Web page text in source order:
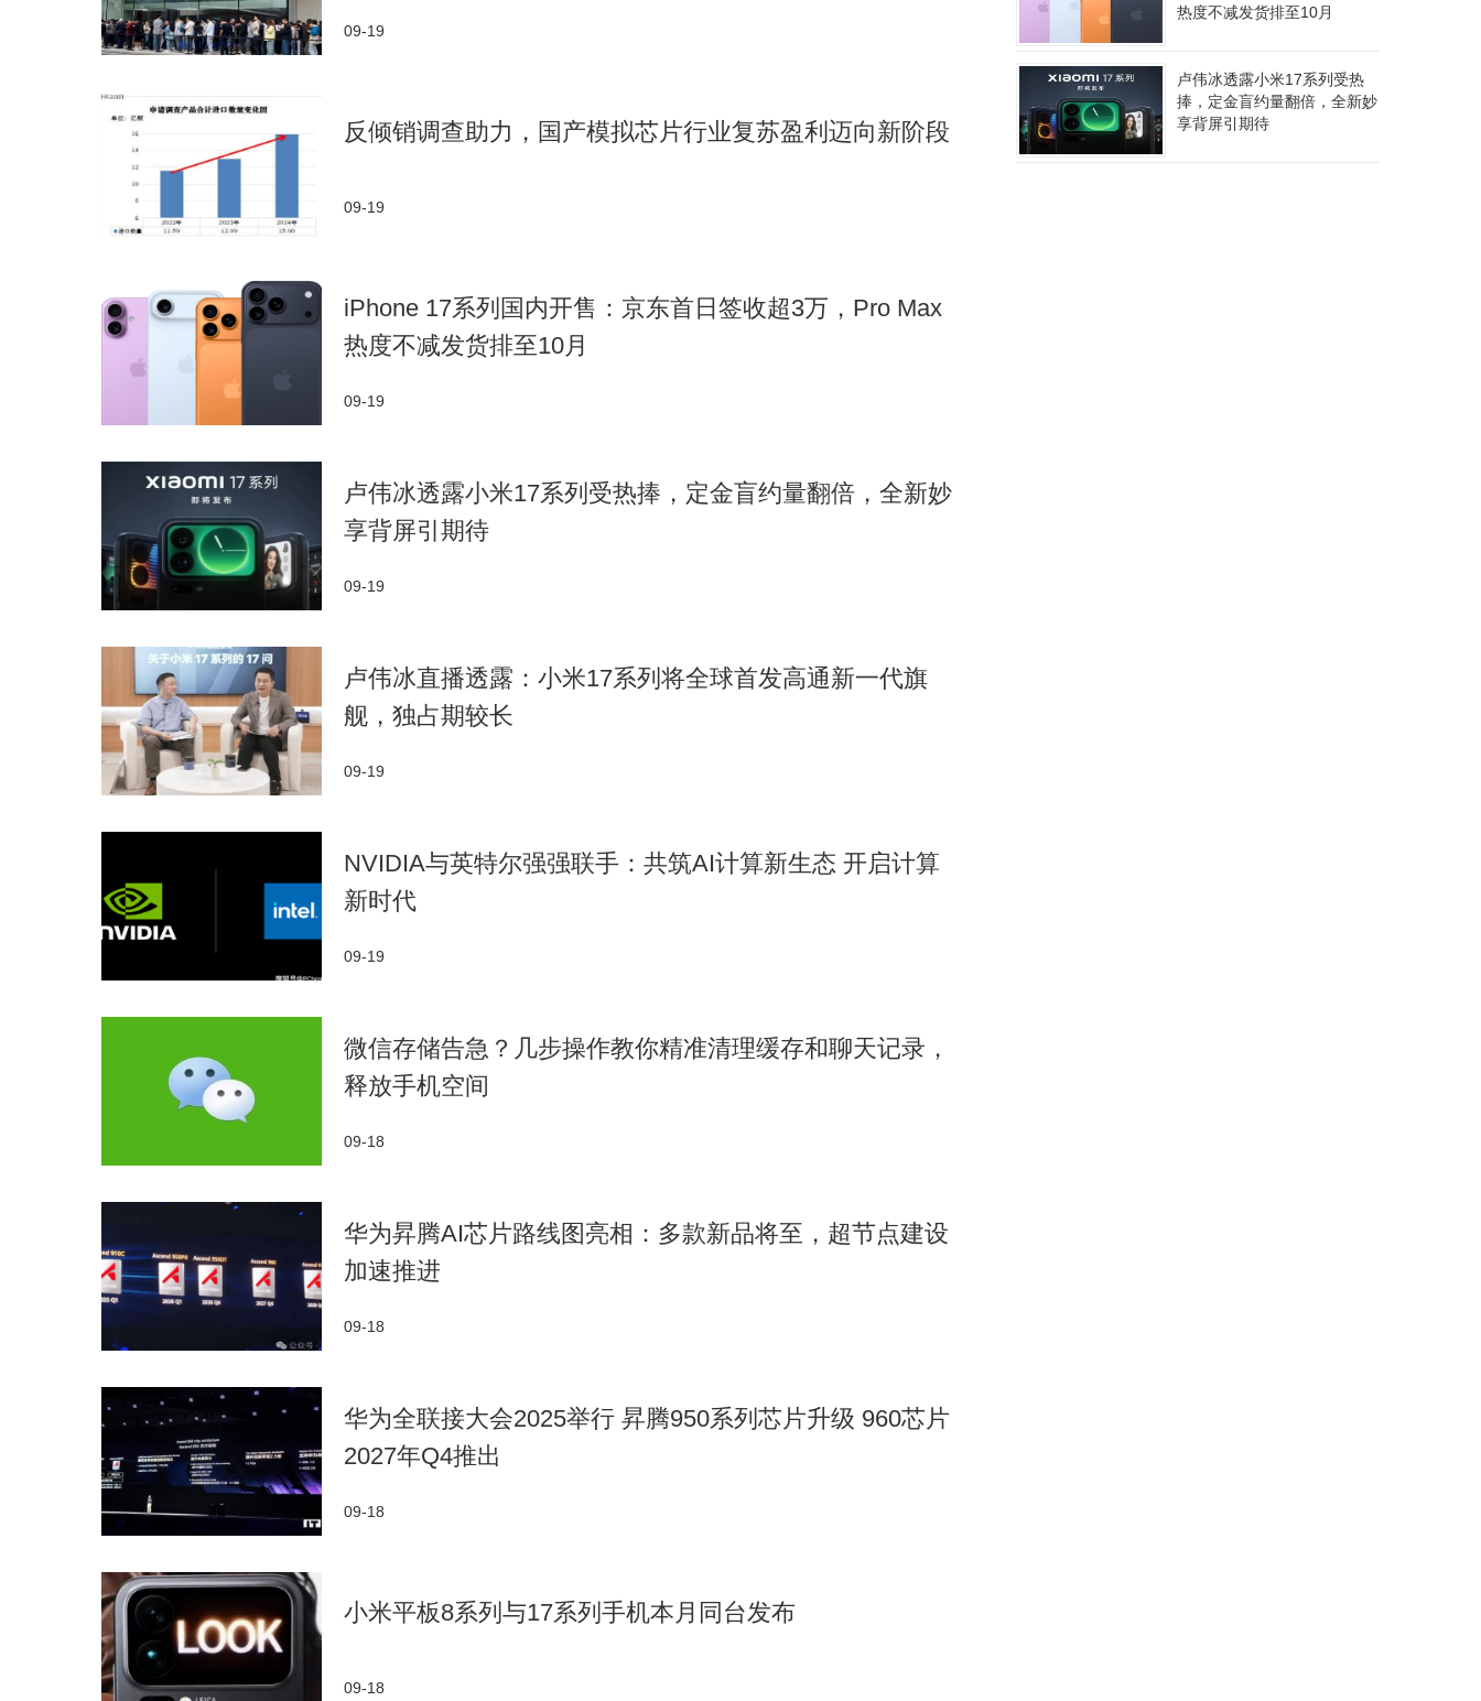
09-19
反倾销调查助力，国产模拟芯片行业复苏盈利迈向新阶段
09-19
iPhone 17系列国内开售：京东首日签收超3万，Pro Max
热度不减发货排至10月
09-19
卢伟冰透露小米17系列受热捧，定金盲约量翻倍，全新妙
享背屏引期待
09-19
卢伟冰直播透露：小米17系列将全球首发高通新一代旗
舰，独占期较长
09-19
NVIDIA与英特尔强强联手：共筑AI计算新生态 开启计算
新时代
09-19
微信存储告急？几步操作教你精准清理缓存和聊天记录，
释放手机空间
09-18
华为昇腾AI芯片路线图亮相：多款新品将至，超节点建设
加速推进
09-18
华为全联接大会2025举行 昇腾950系列芯片升级 960芯片
2027年Q4推出
09-18
小米平板8系列与17系列手机本月同台发布
09-18
热度不减发货排至10月
卢伟冰透露小米17系列受热
捧，定金盲约量翻倍，全新妙
享背屏引期待